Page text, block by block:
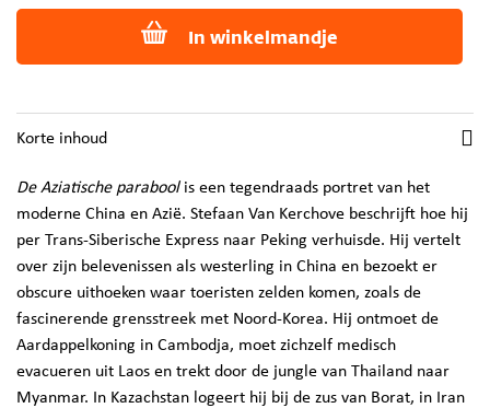
In winkelmandje
Korte inhoud
De Aziatische parabool is een tegendraads portret van het
moderne China en Azië. Stefaan Van Kerchove beschrijft hoe hij
per Trans-Siberische Express naar Peking verhuisde. Hij vertelt
over zijn belevenissen als westerling in China en bezoekt er
obscure uithoeken waar toeristen zelden komen, zoals de
fascinerende grensstreek met Noord-Korea. Hij ontmoet de
Aardappelkoning in Cambodja, moet zichzelf medisch
evacueren uit Laos en trekt door de jungle van Thailand naar
Myanmar. In Kazachstan logeert hij bij de zus van Borat, in Iran